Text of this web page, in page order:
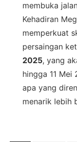
membuka
Kehadiran
memperkuat
persaingan
2025, yang
hingga 11 Mei
apa yang
menarik lebih